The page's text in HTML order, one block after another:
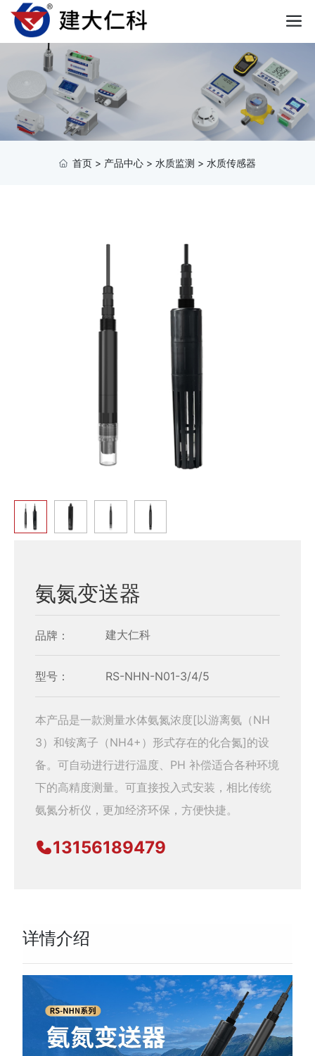
首页 > 产品中心 > 水质监测 > 水质传感器
氨氮变送器
品牌： 建大仁科
型号： RS-NHN-N01-3/4/5
本产品是一款测量水体氨氮浓度[以游离氨（NH
3）和铵离子（NH4+）形式存在的化合氮]的设
备。可自动进行进行温度、PH 补偿适合各种环境
下的高精度测量。可直接投入式安装，相比传统
氨氮分析仪，更加经济环保，方便快捷。
13156189479
详情介绍